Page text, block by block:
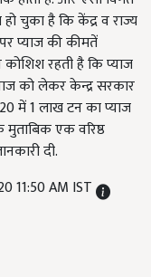
चुका है कि केंद्र व राज्य
प्याज की कीमतें
कोशिश रहती है कि प्याज
को लेकर केन्द्र सरकार
में 1 लाख टन का प्याज
एक वरिष्ठ
दी.
11:50 AM IST